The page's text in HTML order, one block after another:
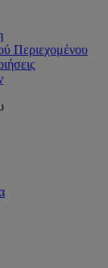
Περιεχομένου